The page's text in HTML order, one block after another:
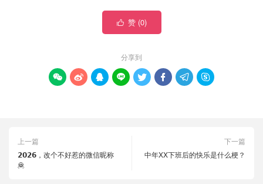
 赞 (0)
分享到
       
上一篇
𝟮𝟬𝟮𝟲，改个不好惹的微信昵称
🦧
下一篇
中年XX下班后的快乐是什么梗？